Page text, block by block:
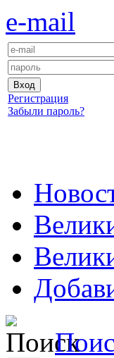
e-mail
Регистрация
Забыли пароль?